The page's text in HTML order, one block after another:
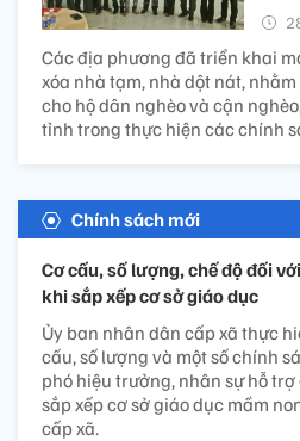
Các địa phương đã triển khai
xóa nhà tạm, nhà dột nát,
cho hộ dân nghèo và cận
tỉnh trong thực hiện các chính
Chính sách mới
Cơ cấu, số lượng, chế độ đối
khi sắp xếp cơ sở giáo dục
Ủy ban nhân dân cấp xã thực
cấu, số lượng và một số chính
phó hiệu trưởng, nhân sự hỗ
sắp xếp cơ sở giáo dục mầm
cấp xã.